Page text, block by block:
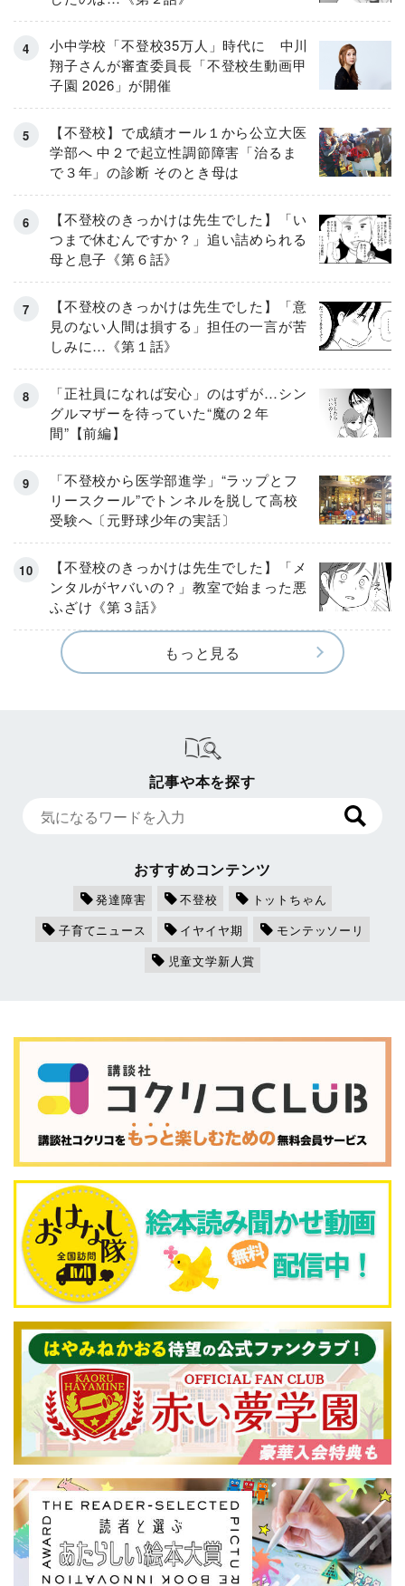
小中学校「不登校35万人」時代に 中川
翔子さんが審査委員長「不登校生動画甲
子園 2026」が開催
【不登校】で成績オール１から公立大医
学部へ 中２で起立性調節障害「治るま
で３年」の診断 そのとき母は
【不登校のきっかけは先生でした】「い
つまで休むんですか？」追い詰められる
母と息子《第６話》
【不登校のきっかけは先生でした】「意
見のない人間は損する」担任の一言が苦
しみに…《第１話》
「正社員になれば安心」のはずが…シン
グルマザーを待っていた“魔の２年
間”【前編】
「不登校から医学部進学」“ラップとフ
リースクール”でトンネルを脱して高校
受験へ〔元野球少年の実話〕
【不登校のきっかけは先生でした】「メ
ンタルがヤバいの？」教室で始まった悪
ふざけ《第３話》
もっと見る
記事や本を探す
おすすめコンテンツ
発達障害 不登校
トットちゃん
子育てニュース
イヤイヤ期
モンテッソーリ
児童文学新人賞